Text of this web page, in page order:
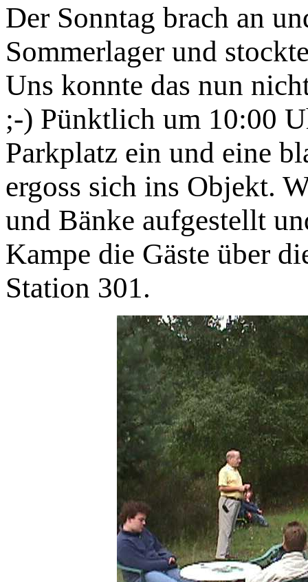
Der Sonntag brach an
Sommerlager und
Uns konnte das nun
;-) Pünktlich um 10:00
Parkplatz ein und eine
ergoss sich ins Objekt.
und Bänke aufgestellt
Kampe die Gäste über
Station 301.